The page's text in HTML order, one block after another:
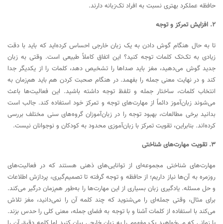
حافظه عملکرد بهتری نسبت به افراد تک‌زبانه دارند.
2. افزایش تمرکز و توجه
تا به حال هنگام گوش دادن به یک زبان خارجی احساس کرده‌اید که باید با دقت
زیادی به تک‌تک کلمات توجه کنید؟ این اتفاق کاملاً طبیعی است. وقتی به زبان
جدید گوش می‌دهید، مغز باید صداها را تشخیص دهد، کلمات را از یکدیگر جدا
کند و در نهایت معنی جمله را بفهمد. در هنگام صحبت کردن هم باید هم‌زمان به
انتخاب کلمات، ساختار جمله و تلفظ توجه داشته باشید. این فعالیت‌ها باعث
می‌شوند زبان‌آموز دائماً از مهارت‌های توجه و تمرکز خود استفاده کند. جالب است
بدانید برخی مطالعات، بهبود توجه را در زبان‌آموزان گروه‌های سنی مختلف بررسی
کرده‌اند. بنابراین، تقویت تمرکز با زبان‌آموزی محدود به کودکان و نوجوانان نیست.
3. تقویت مهارت‌های شناختی
مهارت‌های شناختی مجموعه‌ای از توانایی‌های ذهنی هستند که در فعالیت‌های
روزمره به آن‌ها نیاز داریم؛ از حافظه و توجه گرفته تا تصمیم‌گیری، پردازش اطلاعات
و حل مسئله. یادگیری زبان بسیاری از این مهارت‌ها را به‌طور هم‌زمان درگیر می‌کند.
برای مثال، وقتی جمله‌ای را می‌شنوید که چند کلمه آن را نمی‌دانید، مغز تلاش
می‌کند با استفاده از کلمات آشنا و با توجه به فضای جمله، معنی کلی را حدس بزند.